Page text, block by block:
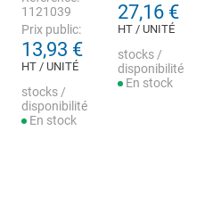
1121039
Prix public:
13,93 €
HT / UNITÉ
stocks /
disponibilité
En stock
27,16 €
HT / UNITÉ
stocks /
disponibilité
En stock